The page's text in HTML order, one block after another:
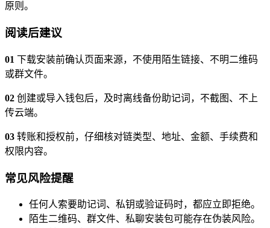
原则。
阅读后建议
01 下载安装前确认页面来源，不使用陌生链接、不明二维码
或群文件。
02 创建或导入钱包后，及时离线备份助记词，不截图、不上
传云端。
03 转账和授权前，仔细核对链类型、地址、金额、手续费和
权限内容。
常见风险提醒
任何人索要助记词、私钥或验证码时，都应立即拒绝。
陌生二维码、群文件、私聊安装包可能存在伪装风险。